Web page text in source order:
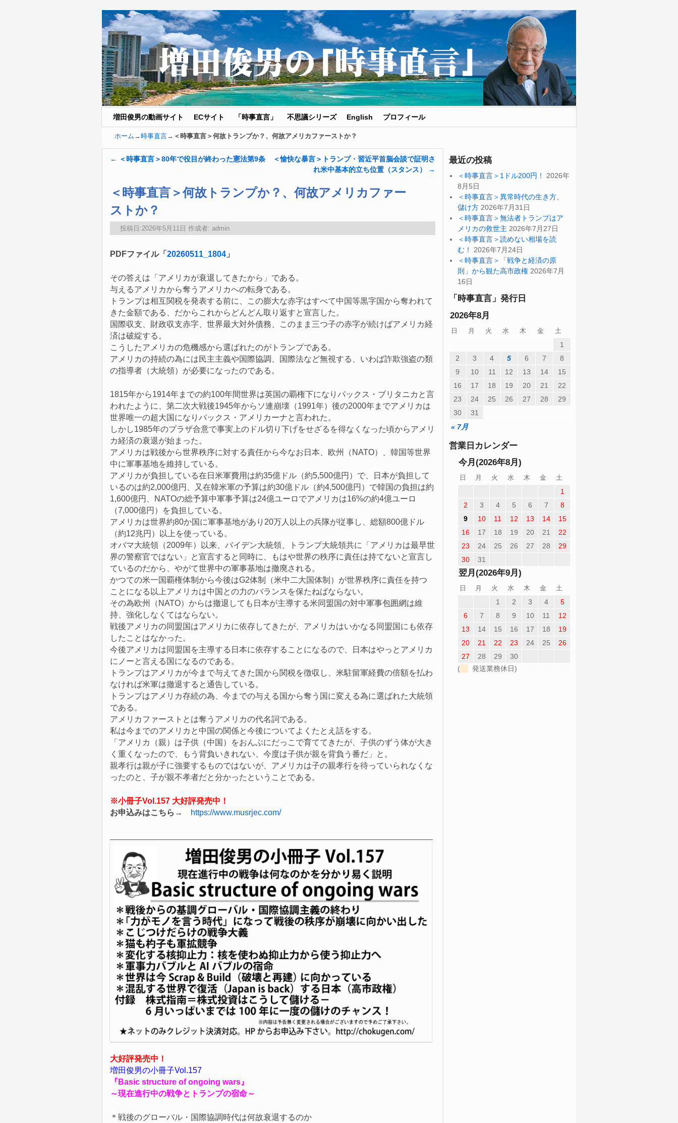
メインコンテンツへ移動
サブコンテンツへ移動
増田俊男の動画サイト ECサイト 「時事直言」 不思議シリーズ English プロフィール
ホーム →時事直言→ ＜時事直言＞何故トランプか？、何故アメリカファーストか？
投稿ナビゲーション
← ＜時事直言＞80年で役目が終わった憲法第9条
＜愉快な暴言＞トランプ・習近平首脳会談で証明さ
れ米中基本的立ち位置（スタンス）
→
＜時事直言＞何故トランプか？、何故アメリカファー
ストか？
投稿日:2026年5月11日 作成者: admin
PDFファイル「 20260511_1804 」
その答えは「アメリカが衰退してきたから」である。
与えるアメリカから奪うアメリカへの転身である。
トランプは相互関税を発表する前に、この膨大な赤字はすべて中国等黒字国から奪われて
きた金額である、だからこれからどんどん取り返すと宣言した。
国際収支、財政収支赤字、世界最大対外債務、このまま三つ子の赤字が続けばアメリカ経
済は破綻する。
こうしたアメリカの危機感から選ばれたのがトランプである。
アメリカの持続の為には民主主義や国際協調、国際法など無視する、いわば詐欺強盗の類
の指導者（大統領）が必要になったのである。
1815年から1914年までの約100年間世界は英国の覇権下になりパックス・ブリタニカと言
われたように、第二次大戦後1945年からソ連崩壊（1991年）後の2000年までアメリカは
世界唯一の超大国になりパックス・アメリカーナと言われた。
しかし1985年のプラザ合意で事実上のドル切り下げをせざるを得なくなった頃からアメリ
カ経済の衰退が始まった。
アメリカは戦後から世界秩序に対する責任から今なお日本、欧州（NATO）、韓国等世界
中に軍事基地を維持している。
アメリカが負担している在日米軍費用は約35億ドル（約5,500億円）で、日本が負担して
いるのは約2,000億円、又在韓米軍の予算は約30億ドル（約4,500億円）で韓国の負担は約
1,600億円、NATOの総予算中軍事予算は24億ユーロでアメリカは16%の約4億ユーロ
（7,000億円）を負担している。
アメリカは世界約80か国に軍事基地があり20万人以上の兵隊が従事し、総額800億ドル
（約12兆円）以上を使っている。
オバマ大統領（2009年）以来、バイデン大統領、トランプ大統領共に「アメリカは最早世
界の警察官ではない」と宣言すると同時に、もはや世界の秩序に責任は持てないと宣言し
ているのだから、やがて世界中の軍事基地は撤廃される。
かつての米一国覇権体制から今後はG2体制（米中二大国体制）が世界秩序に責任を持つ
ことになる以上アメリカは中国との力のバランスを保たねばならない。
その為欧州（NATO）からは撤退しても日本が主導する米同盟国の対中軍事包囲網は維
持、強化しなくてはならない。
戦後アメリカの同盟国はアメリカに依存してきたが、アメリカはいかなる同盟国にも依存
したことはなかった。
今後アメリカは同盟国を主導する日本に依存することになるので、日本はやっとアメリカ
にノーと言える国になるのである。
トランプはアメリカが今まで与えてきた国から関税を徴収し、米駐留軍経費の倍額を払わ
なければ米軍は撤退すると通告している。
トランプはアメリカ存続の為、今までの与える国から奪う国に変える為に選ばれた大統領
である。
アメリカファーストとは奪うアメリカの代名詞である。
私は今までのアメリカと中国の関係と今後についてよくたとえ話をする。
「アメリカ（親）は子供（中国）をおんぶにだっこで育ててきたが、子供のずう体が大き
く重くなったので、もう背負いきれない、今度は子供が親を背負う番だ」と。
親孝行は親が子に強要するものではないが、アメリカは子の親孝行を待っていられなくな
ったのと、子が親不孝者だと分かったということである。
※小冊子Vol.157 大好評発売中！
お申込みはこちら→
https://www.musrjec.com/
大好評発売中！
増田俊男の小冊子Vol.157
『Basic structure of ongoing wars』
～現在進行中の戦争とトランプの宿命～
＊戦後のグローバル・国際協調時代は何故衰退するのか
最近の投稿
＜時事直言＞1ドル200円！
2026年
8月5日
＜時事直言＞異常時代の生き方、
儲け方 2026年7月31日
＜時事直言＞無法者トランプはア
メリカの救世主 2026年7月27日
＜時事直言＞読めない相場を読
む！
2026年7月24日
＜時事直言＞「戦争と経済の原
則」から観た高市政権 2026年7月
16日
「時事直言」発行日
2026年8月
日 月 火 水 木 金 土
« 7月
1
2
3 4 5 6 7
8
9
10 11 12 13 14
15
16
17 18 19 20 21
22
23
24 25 26 27 28
29
30
31
営業日カレンダー
今月(2026年8月)
日 月 火 水 木 金 土
1
2
3 4 5 6 7
8
9
10 11 12 13 14
15
16
17 18 19 20 21
22
23
24 25 26 27 28
29
30
31
翌月(2026年9月)
日 月 火 水 木 金 土
1 2 3 4
5
6
7 8 9 10 11
12
13
14 15 16 17 18
19
20
21 22 23 24 25
26
27
28 29
30
(
発送業務休日)